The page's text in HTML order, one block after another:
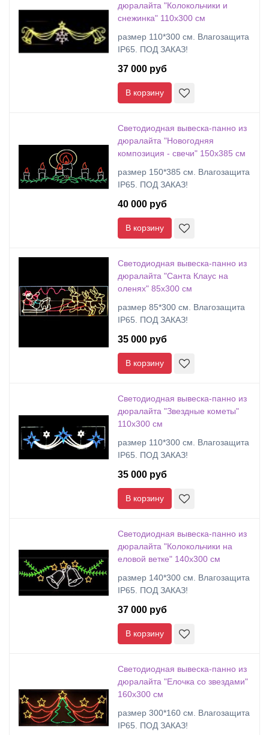
дюралайта "Колокольчики и
снежинка" 110х300 см
размер 110*300 см. Влагозащита
IP65. ПОД ЗАКАЗ!
37 000 руб
В корзину
Cветодиодная вывеска-панно из
дюралайта "Новогодняя
композиция - свечи" 150х385 см
размер 150*385 см. Влагозащита
IP65. ПОД ЗАКАЗ!
40 000 руб
В корзину
Cветодиодная вывеска-панно из
дюралайта "Санта Клаус на
оленях" 85х300 см
размер 85*300 см. Влагозащита
IP65. ПОД ЗАКАЗ!
35 000 руб
В корзину
Cветодиодная вывеска-панно из
дюралайта "Звездные кометы"
110х300 см
размер 110*300 см. Влагозащита
IP65. ПОД ЗАКАЗ!
35 000 руб
В корзину
Cветодиодная вывеска-панно из
дюралайта "Колокольчики на
еловой ветке" 140х300 см
размер 140*300 см. Влагозащита
IP65. ПОД ЗАКАЗ!
37 000 руб
В корзину
Cветодиодная вывеска-панно из
дюралайта "Елочка со звездами"
160х300 см
размер 300*160 см. Влагозащита
IP65. ПОД ЗАКАЗ!